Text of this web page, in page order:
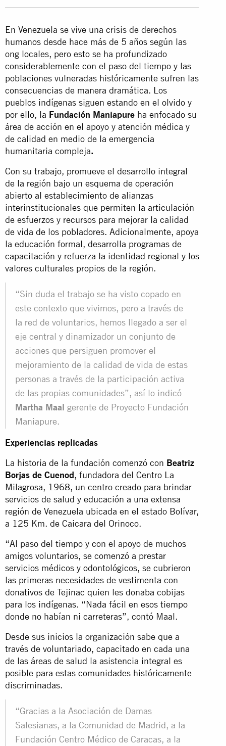
En Venezuela se vive una crisis de derechos
humanos desde hace más de 5 años según las
ong locales, pero esto se ha profundizado
considerablemente con el paso del tiempo y las
poblaciones vulneradas históricamente sufren las
consecuencias de manera dramática. Los
pueblos indígenas siguen estando en el olvido y
por ello, la Fundación Maniapure ha enfocado su
área de acción en el apoyo y atención médica y
de calidad en medio de la emergencia
humanitaria compleja.
Con su trabajo, promueve el desarrollo integral
de la región bajo un esquema de operación
abierto al establecimiento de alianzas
interinstitucionales que permiten la articulación
de esfuerzos y recursos para mejorar la calidad
de vida de los pobladores. Adicionalmente, apoya
la educación formal, desarrolla programas de
capacitación y refuerza la identidad regional y los
valores culturales propios de la región.
“Sin duda el trabajo se ha visto copado en
este contexto que vivimos, pero a través de
la red de voluntarios, hemos llegado a ser el
eje central y dinamizador un conjunto de
acciones que persiguen promover el
mejoramiento de la calidad de vida de estas
personas a través de la participación activa
de las propias comunidades”, así lo indicó
Martha Maal gerente de Proyecto Fundación
Maniapure.
Experiencias replicadas
La historia de la fundación comenzó con Beatriz
Borjas de Cuenod, fundadora del Centro La
Milagrosa, 1968, un centro creado para brindar
servicios de salud y educación a una extensa
región de Venezuela ubicada en el estado Bolívar,
a 125 Km. de Caicara del Orinoco.
“Al paso del tiempo y con el apoyo de muchos
amigos voluntarios, se comenzó a prestar
servicios médicos y odontológicos, se cubrieron
las primeras necesidades de vestimenta con
donativos de Tejinac quien les donaba cobijas
para los indígenas. “Nada fácil en esos tiempo
donde no habían ni carreteras”, contó Maal.
Desde sus inicios la organización sabe que a
través de voluntariado, capacitado en cada una
de las áreas de salud la asistencia integral es
posible para estas comunidades históricamente
discriminadas.
“Gracias a la Asociación de Damas
Salesianas, a la Comunidad de Madrid, a la
Fundación Centro Médico de Caracas, a la